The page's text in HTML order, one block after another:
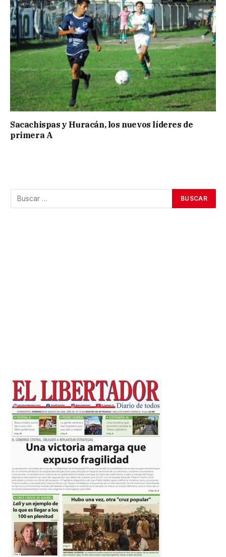
Sacachispas y Huracán, los nuevos líderes de
primera A